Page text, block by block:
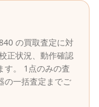
の買取査定に対
正状況、動作確認
す。 1点のみの査
の一括査定までご